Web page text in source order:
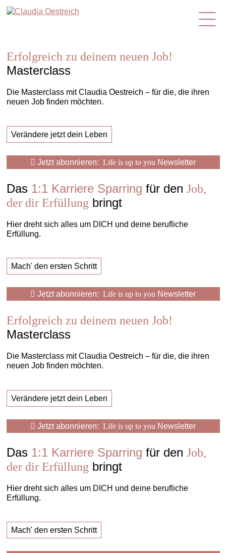
de
Erfolgreich zu deinem neuen Job!
Masterclass
Die Masterclass mit Claudia Oestreich – für die, die ihren
neuen Job finden möchten.
Verändere jetzt dein Leben
Jetzt abonnieren: Life is up to you Newsletter
Das 1:1 Karriere Sparring für den Job,
der dir Erfüllung bringt
Hier dreht sich alles um DICH und deine berufliche
Erfüllung.
Mach' den ersten Schritt
Jetzt abonnieren: Life is up to you Newsletter
Erfolgreich zu deinem neuen Job!
Masterclass
Die Masterclass mit Claudia Oestreich – für die, die ihren
neuen Job finden möchten.
Verändere jetzt dein Leben
Jetzt abonnieren: Life is up to you Newsletter
Das 1:1 Karriere Sparring für den Job,
der dir Erfüllung bringt
Hier dreht sich alles um DICH und deine berufliche
Erfüllung.
Mach' den ersten Schritt